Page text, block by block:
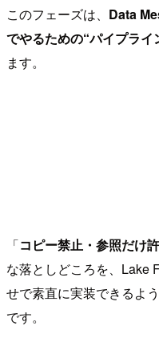
このフェーズは、 Data
でやるための“パイプライ
ます。
「コピー禁止・参照だけ
な落としどころを、Lake
せで素直に実装できるよ
です。